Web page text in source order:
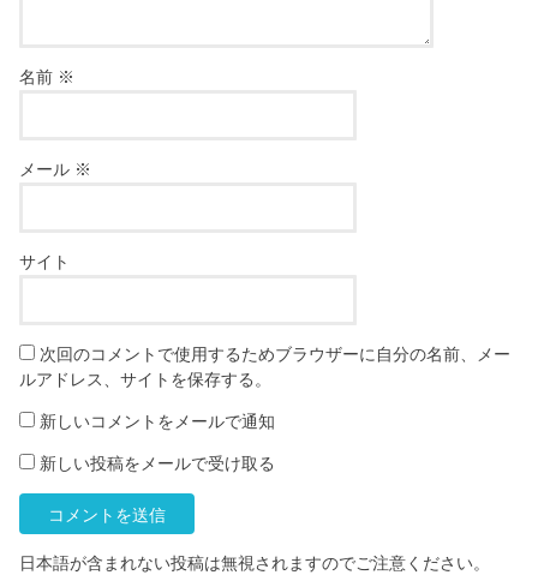
名前 ※
メール ※
サイト
次回のコメントで使用するためブラウザーに自分の名前、メー
ルアドレス、サイトを保存する。
新しいコメントをメールで通知
新しい投稿をメールで受け取る
日本語が含まれない投稿は無視されますのでご注意ください。